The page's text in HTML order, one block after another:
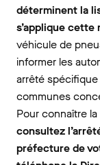
déterminent la
s’applique
véhicule de
informer les
arrêté
communes
Pour connaître
consultez
préfecture de